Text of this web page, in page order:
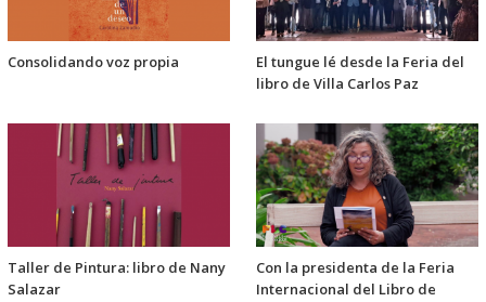
Consolidando voz propia
El tungue lé desde la Feria del
libro de Villa Carlos Paz
Taller de Pintura: libro de Nany
Salazar
Con la presidenta de la Feria
Internacional del Libro de